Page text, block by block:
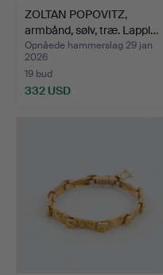
ZOLTAN POPOVITZ,
armbånd, sølv, træ. Lappl…
Opnåede hammerslag 29 jan
2026
19 bud
332 USD